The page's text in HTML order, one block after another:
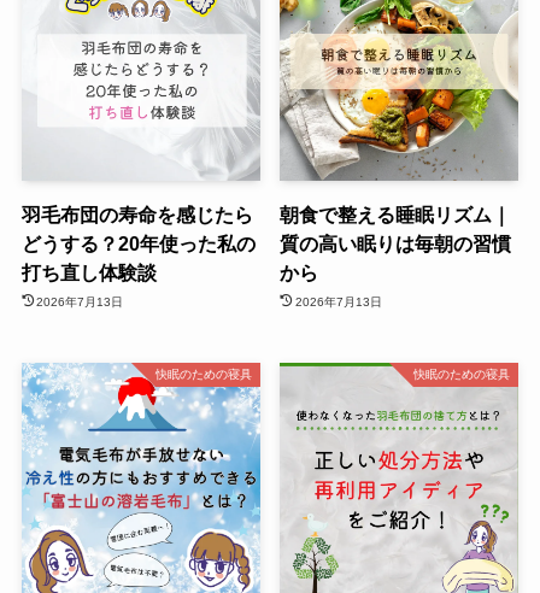
羽毛布団の寿命を感じたら
どうする？20年使った私の
打ち直し体験談
2026年7月13日
朝食で整える睡眠リズム｜
質の高い眠りは毎朝の習慣
から
2026年7月13日
快眠のための寝具 快眠のための寝具